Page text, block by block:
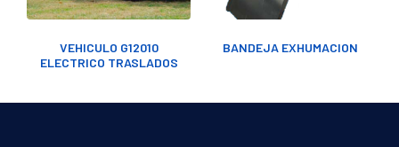
VEHICULO G12010
ELECTRICO TRASLADOS
BANDEJA EXHUMACION